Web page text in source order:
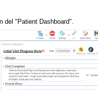
del "Patient Dashboard".